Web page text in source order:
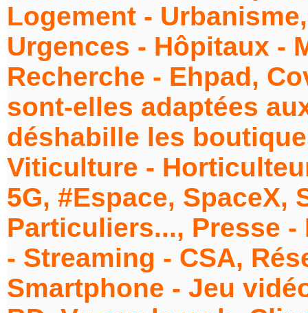
Logement -
Urgences - Hôpitaux -
Recherche - Ehpad,
sont-elles adaptées
déshabille les
Viticulture -
5G, #Espace, SpaceX,
Particuliers..., Presse -
- Streaming - CSA,
Smartphone - Jeu